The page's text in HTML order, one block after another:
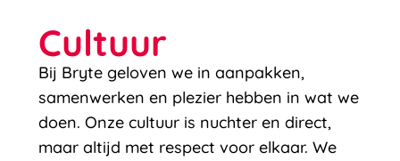
Cultuur
Bij Bryte geloven we in aanpakken,
samenwerken en plezier hebben in wat we
doen. Onze cultuur is nuchter en direct,
maar altijd met respect voor elkaar. We